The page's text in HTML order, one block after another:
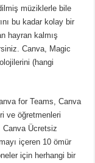
müziklerle bile
bu kadar kolay bir
hayran kalmış
Canva, Magic
(hangi
for Teams, Canva
ve öğretmenleri
Canva Ücretsiz
içeren 10 ömür
için herhangi bir